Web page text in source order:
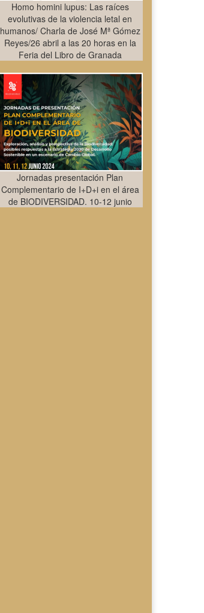
Homo homini lupus: Las raíces
evolutivas de la violencia letal en
humanos/ Charla de José Mª Gómez
Reyes/26 abril a las 20 horas en la
Feria del Libro de Granada
Jornadas presentación Plan
Complementario de I+D+i en el área
de BIODIVERSIDAD. 10-12 junio